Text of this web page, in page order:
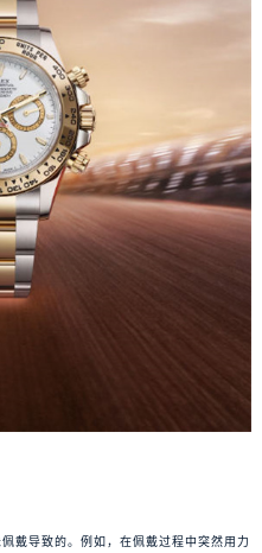
戴导致的。例如，在佩戴过程中突然用力